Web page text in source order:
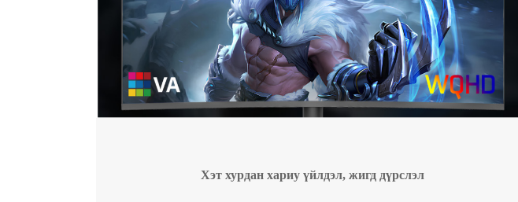
Хэт хурдан хариу үйлдэл, жигд дүрслэл